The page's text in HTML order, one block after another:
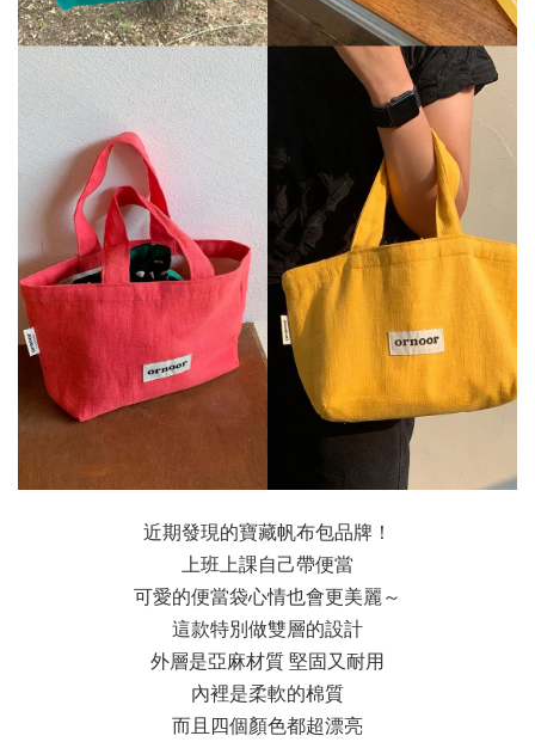
近期發現的寶藏帆布包品牌！
上班上課自己帶便當
可愛的便當袋心情也會更美麗～
這款特別做雙層的設計
外層是亞麻材質 堅固又耐用
內裡是柔軟的棉質
而且四個顏色都超漂亮